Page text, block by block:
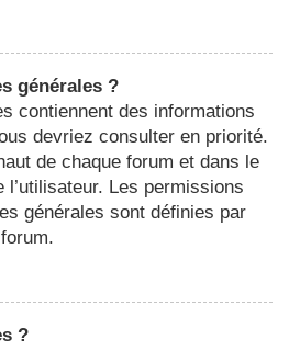
générales ?
contiennent des informations
devriez consulter en priorité.
de chaque forum et dans le
l’utilisateur. Les permissions
générales sont définies par
?